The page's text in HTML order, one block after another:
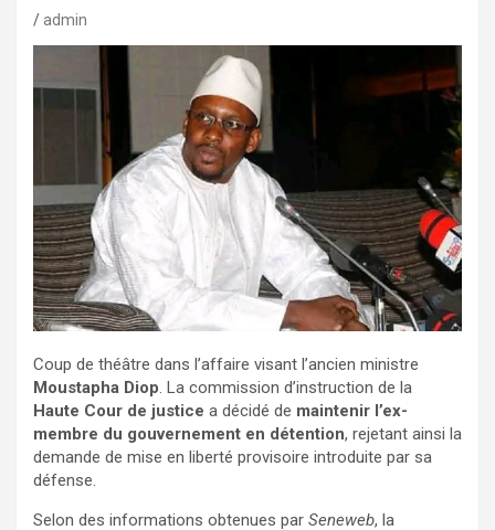
admin
Coup de théâtre dans l’affaire visant l’ancien ministre
Moustapha Diop. La commission d’instruction de la
Haute Cour de justice a décidé de maintenir l’ex-
membre du gouvernement en détention, rejetant ainsi la
demande de mise en liberté provisoire introduite par sa
défense.
Selon des informations obtenues par Seneweb, la